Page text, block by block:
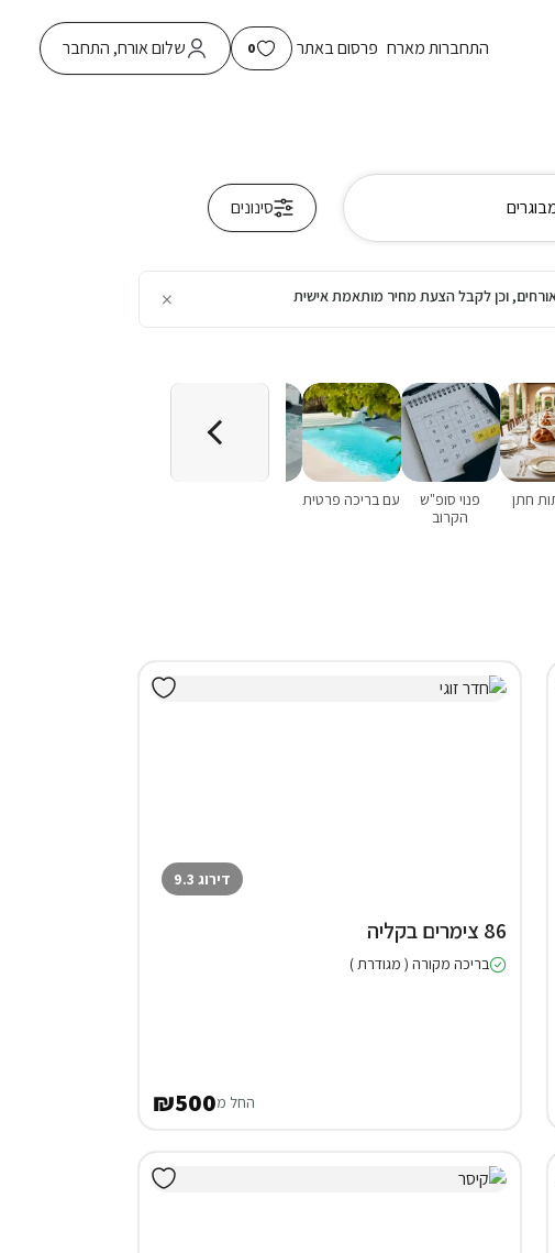
התחברות מארח פרסום באתר 0 שלום אורח, התחבר
סינונים
וכן לקבל הצעת מחיר מותאמת אישית ×
חתן
פנוי סופ"ש
הקרוב
עם בריכה פרטית
דירוג 9.3
86 צימרים בקליה
בריכה מקורה ( מגודרת )
החל מ₪500